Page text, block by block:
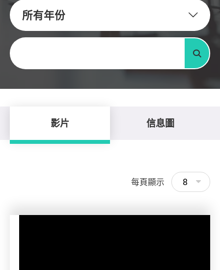
所有年份
關鍵字
搜尋
影片 信息圖
每頁顯示 8